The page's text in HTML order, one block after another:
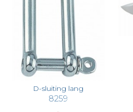
D-sluiting lang
8259